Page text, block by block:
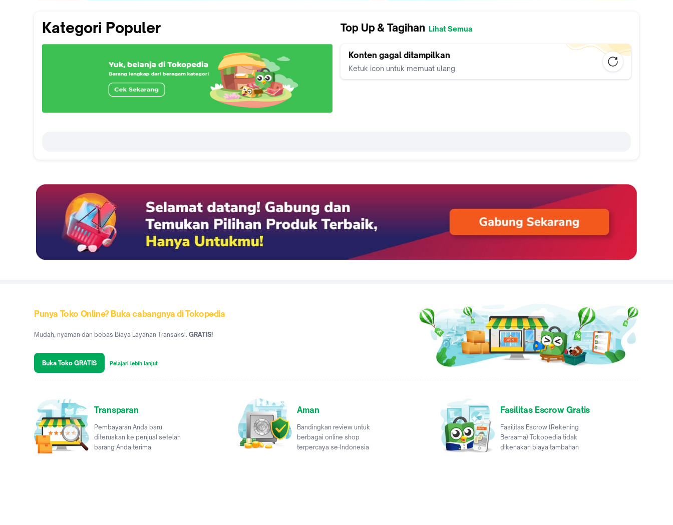
Kategori Populer Top Up & Tagihan Lihat Semua
Konten gagal ditampilkan
Ketuk icon untuk memuat ulang
Punya Toko Online? Buka cabangnya di Tokopedia
Mudah, nyaman dan bebas Biaya Layanan Transaksi. GRATIS!
Buka Toko GRATIS Pelajari lebih lanjut
Transparan
Pembayaran Anda baru
diteruskan ke penjual setelah
barang Anda terima
Aman
Bandingkan review untuk
berbagai online shop
terpercaya se-Indonesia
Fasilitas Escrow Gratis
Fasilitas Escrow (Rekening
Bersama) Tokopedia tidak
dikenakan biaya tambahan